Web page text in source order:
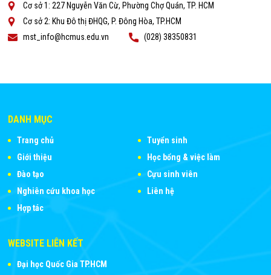
Cơ sở 1: 227 Nguyễn Văn Cừ, Phường Chợ Quán, TP. HCM
Cơ sở 2: Khu Đô thị ĐHQG, P. Đông Hòa, TP.HCM
mst_info@hcmus.edu.vn
(028) 38350831
DANH MỤC
Trang chủ
Giới thiệu
Đào tạo
Nghiên cứu khoa học
Hợp tác
Tuyển sinh
Học bổng & việc làm
Cựu sinh viên
Liên hệ
WEBSITE LIÊN KẾT
Đại học Quốc Gia TP.HCM